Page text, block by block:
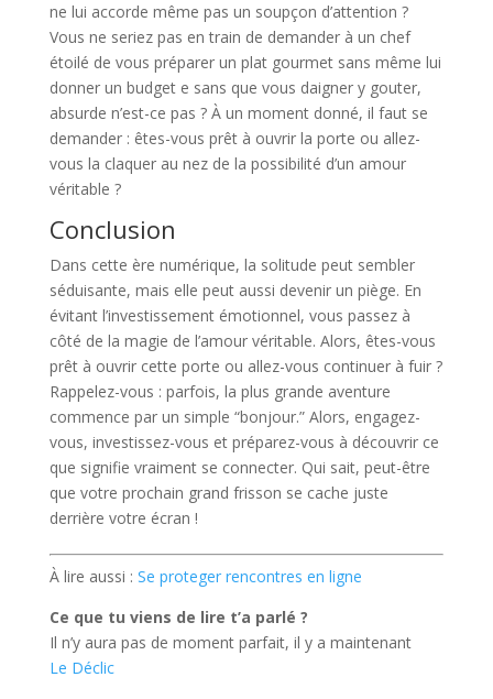
ne lui accorde même pas un soupçon d’attention ?
Vous ne seriez pas en train de demander à un chef
étoilé de vous préparer un plat gourmet sans même lui
donner un budget e sans que vous daigner y gouter,
absurde n’est-ce pas ? À un moment donné, il faut se
demander : êtes-vous prêt à ouvrir la porte ou allez-
vous la claquer au nez de la possibilité d’un amour
véritable ?
Conclusion
Dans cette ère numérique, la solitude peut sembler
séduisante, mais elle peut aussi devenir un piège. En
évitant l’investissement émotionnel, vous passez à
côté de la magie de l’amour véritable. Alors, êtes-vous
prêt à ouvrir cette porte ou allez-vous continuer à fuir ?
Rappelez-vous : parfois, la plus grande aventure
commence par un simple “bonjour.” Alors, engagez-
vous, investissez-vous et préparez-vous à découvrir ce
que signifie vraiment se connecter. Qui sait, peut-être
que votre prochain grand frisson se cache juste
derrière votre écran !
À lire aussi : Se proteger rencontres en ligne
Ce que tu viens de lire t’a parlé ?
Il n’y aura pas de moment parfait, il y a maintenant
Le Déclic